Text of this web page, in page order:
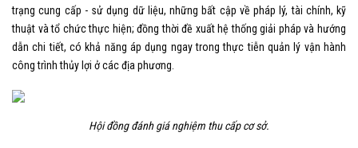
trạng cung cấp -sử dụng dữ liệu, những bất cập về pháp lý, tài chính, kỹ
thuật và tổ chức thực hiện; đồng thời đề xuất hệ thống giải pháp và hướng
dẫn chi tiết, có khả năng áp dụng ngay trong thực tiễn quản lý vận hành
công trình thủy lợi ở các địa phương.
Hội đồng đánh giá nghiệm thu cấp cơ sở.